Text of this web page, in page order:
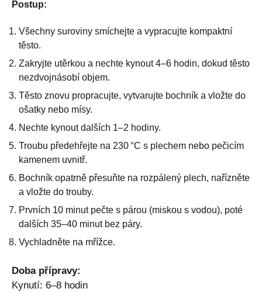
Postup:
Všechny suroviny smíchejte a vypracujte kompaktní
těsto.
Zakryjte utěrkou a nechte kynout 4–6 hodin, dokud těsto
nezdvojnásobí objem.
Těsto znovu propracujte, vytvarujte bochník a vložte do
ošatky nebo mísy.
Nechte kynout dalších 1–2 hodiny.
Troubu předehřejte na 230 °C s plechem nebo pečicím
kamenem uvnitř.
Bochník opatrně přesuňte na rozpálený plech, nařízněte
a vložte do trouby.
Prvních 10 minut pečte s párou (miskou s vodou), poté
dalších 35–40 minut bez páry.
Vychladněte na mřížce.
Doba přípravy:
Kynutí: 6–8 hodin